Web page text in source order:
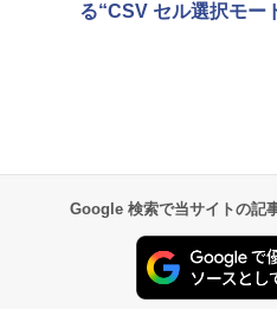
もコンテンツ作成
非エンジニアのた
のAIコーディング
門シリーズ
調節ライト、12週間
告なし、メタリック
テリー、広告なし
る“CSV セル選択モー
Google 検索で当サイトの記